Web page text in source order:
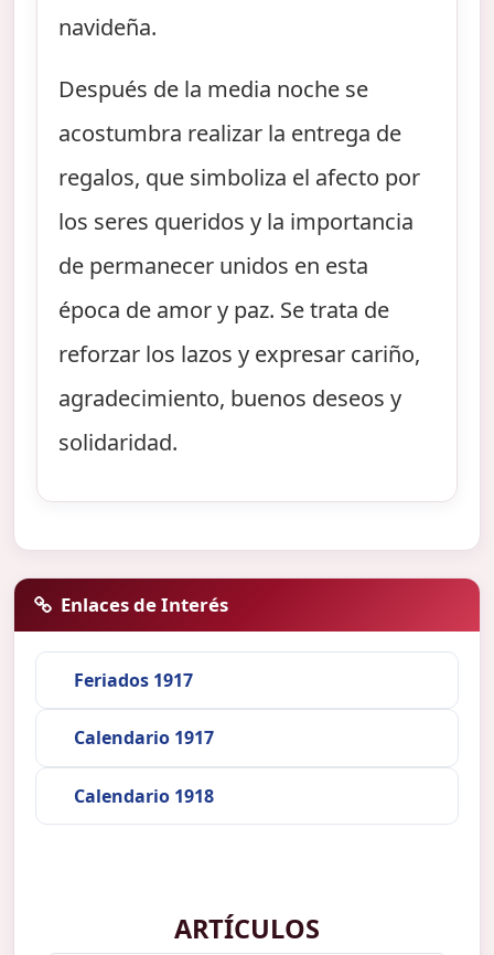
navideña.
Después de la media noche se
acostumbra realizar la entrega de
regalos, que simboliza el afecto por
los seres queridos y la importancia
de permanecer unidos en esta
época de amor y paz. Se trata de
reforzar los lazos y expresar cariño,
agradecimiento, buenos deseos y
solidaridad.
Enlaces de Interés
Feriados 1917
Calendario 1917
Calendario 1918
ARTÍCULOS